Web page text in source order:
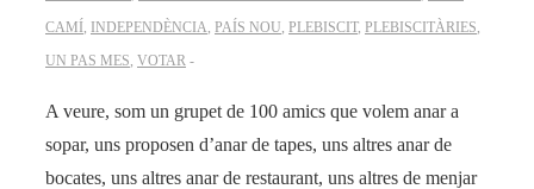
CAMÍ INDEPENDÈNCIA PAÍS NOU PLEBISCIT, PLEBISCITÀRIES
UN PAS MES VOTAR
A veure, som un grupet de 100 amics que volem anar a
sopar, uns proposen d’anar de tapes, uns altres anar de
bocates, uns altres anar de restaurant, uns altres de menjar